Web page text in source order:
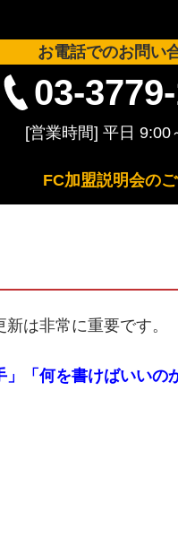
お電話でのお問い
03-
FC加盟説明会の
は非常に重要です。
」「何を書けばいいの